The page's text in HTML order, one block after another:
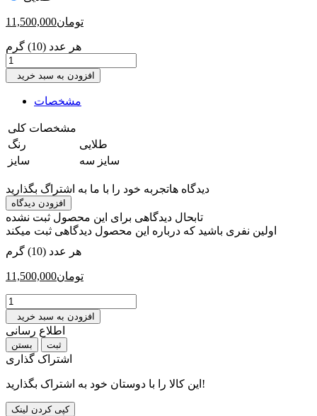
11,500,000تومان
هر عدد (10) گرم
افزودن به سبد خرید
مشخصات
مشخصات کلی
رنگ
‎طلایی
سایز
‎سایز سه
دیدگاه هاتجربه خود را با ما به اشتراگ بگذارید
افزودن دیدگاه
تابحال دیدگاهی برای این محصول ثبت نشده
اولین نفری باشید که درباره این محصول دیدگاهی ثبت میکند
هر عدد (10) گرم
11,500,000تومان
افزودن به سبد خرید
اطلاع رسانی
بستن
اشتراک گذاری
این کالا را با دوستان خود به اشتراک بگذارید!
کپی کردن لینک